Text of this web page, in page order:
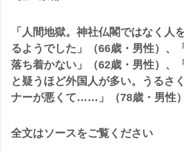
「人間地獄。神社仏閣ではなく人
るようでした」（66歳・男性）、
落ち着かない」（62歳・男性）、
と疑うほど外国人が多い。うるさ
ナーが悪くて……」（78歳・男性）
全文はソースをご覧ください